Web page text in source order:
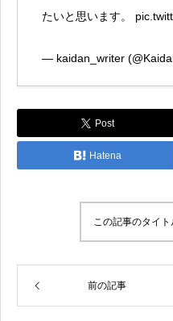
たいと思います。
— kaidan_writer
Post
Hatena
この記事のタイ
前の記事